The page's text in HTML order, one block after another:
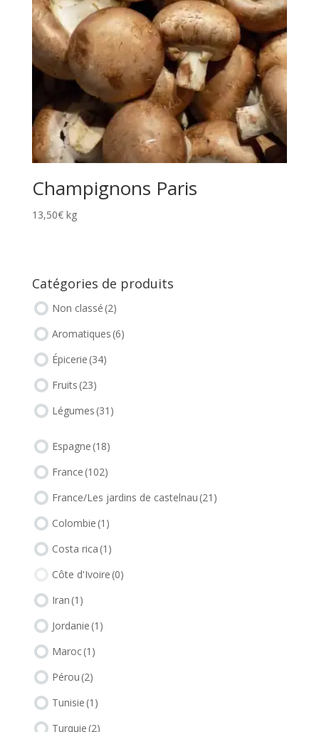
Champignons Paris
13,50€ kg
Catégories de produits
Non classé (2)
Aromatiques (6)
Épicerie (34)
Fruits (23)
Légumes (31)
Espagne (18)
France (102)
France/Les jardins de castelnau (21)
Colombie (1)
Costa rica (1)
Côte d'Ivoire (0)
Iran (1)
Jordanie (1)
Maroc(1)
Pérou (2)
Tunisie (1)
Turquie (2)